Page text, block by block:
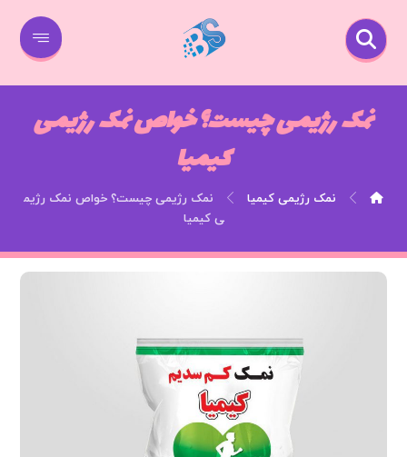
نمک رژیمی چیست؟ خواص نمک رژیمی
کیمیا
نمک رژیمی کیمیا
نمک رژیمی چیست؟ خواص نمک رژیم
ی کیمیا